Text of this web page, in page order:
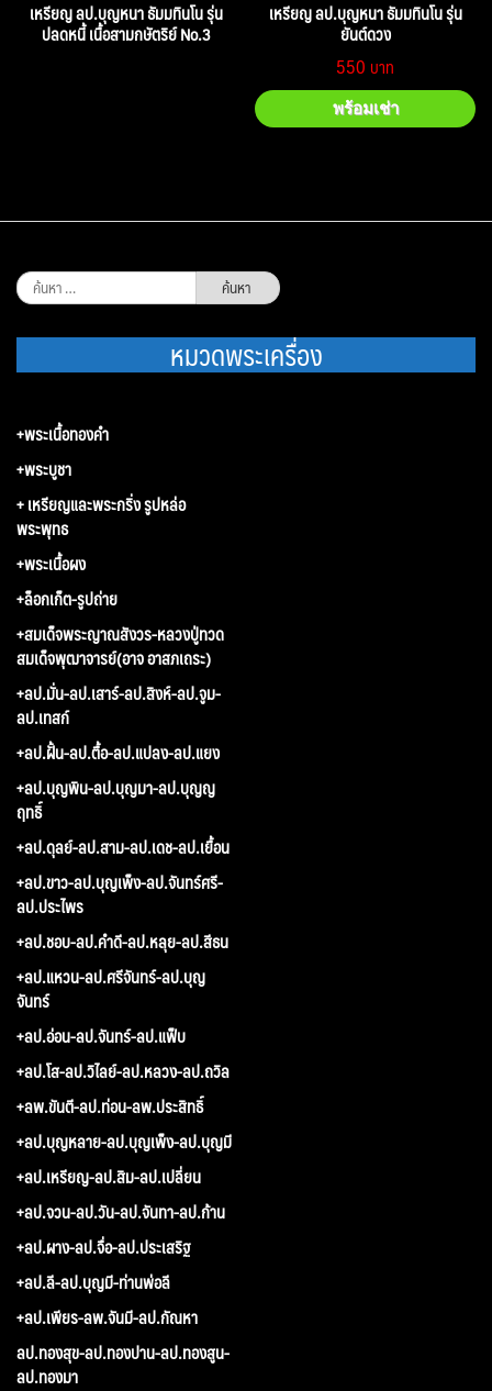
เหรียญ ลป.บุญหนา ธัมมทินโน รุ่น
ปลดหนี้ เนื้อสามกษัตริย์ No.3
เหรียญ ลป.บุญหนา ธัมมทินโน รุ่น
ยันต์ดวง
550
พร้อมเช่า
ค้นหา
สำหรับ:
หมวดพระเครื่อง
+พระเนื้อทองคำ
+พระบูชา
+ เหรียญและพระกริ่ง รูปหล่อ
พระพุทธ
+พระเนื้อผง
+ล็อกเก็ต-รูปถ่าย
+สมเด็จพระญาณสังวร-หลวงปู่ทวด
สมเด็จพุฒาจารย์(อาจ อาสภเถระ)
+ลป.มั่น-ลป.เสาร์-ลป.สิงห์-ลป.จูม-
ลป.เทสก์
+ลป.ฝั้น-ลป.ตื้อ-ลป.แปลง-ลป.แยง
+ลป.บุญพิน-ลป.บุญมา-ลป.บุญญ
ฤทธิ์
+ลป.ดุลย์-ลป.สาม-ลป.เดช-ลป.เยื้อน
+ลป.ขาว-ลป.บุญเพ็ง-ลป.จันทร์ศรี-
ลป.ประไพร
+ลป.ชอบ-ลป.คำดี-ลป.หลุย-ลป.สีธน
+ลป.แหวน-ลป.ศรีจันทร์-ลป.บุญ
จันทร์
+ลป.อ่อน-ลป.จันทร์-ลป.แฟ็บ
+ลป.โส-ลป.วิไลย์-ลป.หลวง-ลป.ถวิล
+ลพ.ขันตี-ลป.ท่อน-ลพ.ประสิทธิ์
+ลป.บุญหลาย-ลป.บุญเพ็ง-ลป.บุญมี
+ลป.เหรียญ-ลป.สิม-ลป.เปลี่ยน
+ลป.จวน-ลป.วัน-ลป.จันทา-ลป.ก้าน
+ลป.ผาง-ลป.จื่อ-ลป.ประเสริฐ
+ลป.ลี-ลป.บุญมี-ท่านพ่อลี
+ลป.เพียร-ลพ.จันมี-ลป.กัณหา
ลป.ทองสุข-ลป.ทองปาน-ลป.ทองสูน-
ลป.ทองมา